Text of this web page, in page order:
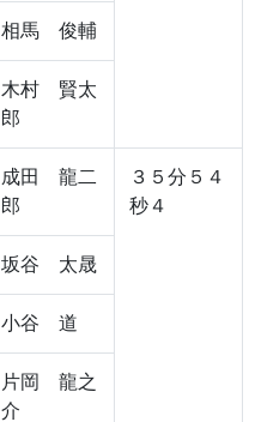
相馬 俊輔
木村 賢太
郎
成田 龍二
郎
３５分５４
秒４
坂谷 太晟
小谷 道
片岡 龍之
介